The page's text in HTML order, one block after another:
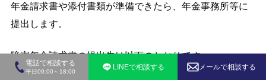
電話で相談する
平日09:00～18:00
LINEで相談する メールで相談する
年金請求書や添付書類が準備できたら、年金事務所等に
提出します。
障害年金請求書の提出先は以下のとおりです。